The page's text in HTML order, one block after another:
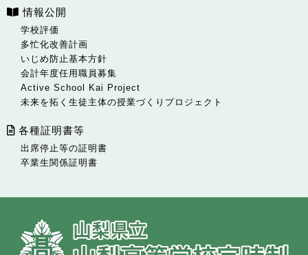
情報公開
学校評価
多忙化改善計画
いじめ防止基本方針
会計年度任用職員募集
Active School Kai Project
未来を拓く生徒主体の授業づくりプロジェクト
各種証明書等
出席停止等の証明書
卒業生関係証明書